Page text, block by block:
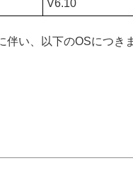
V6.10
伴い、以下のOSにつ